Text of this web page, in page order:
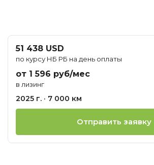
51 438 USD
по курсу НБ РБ на день оплаты
от 1 596 руб/мес
в лизинг
2025 г. · 7 000 км
Отправить заявку